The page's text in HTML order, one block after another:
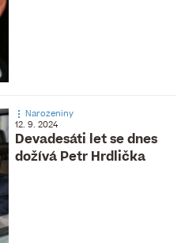
Devadesáti let se dnes
dožívá Petr Hrdlička
Narozeniny
12. 9. 2024